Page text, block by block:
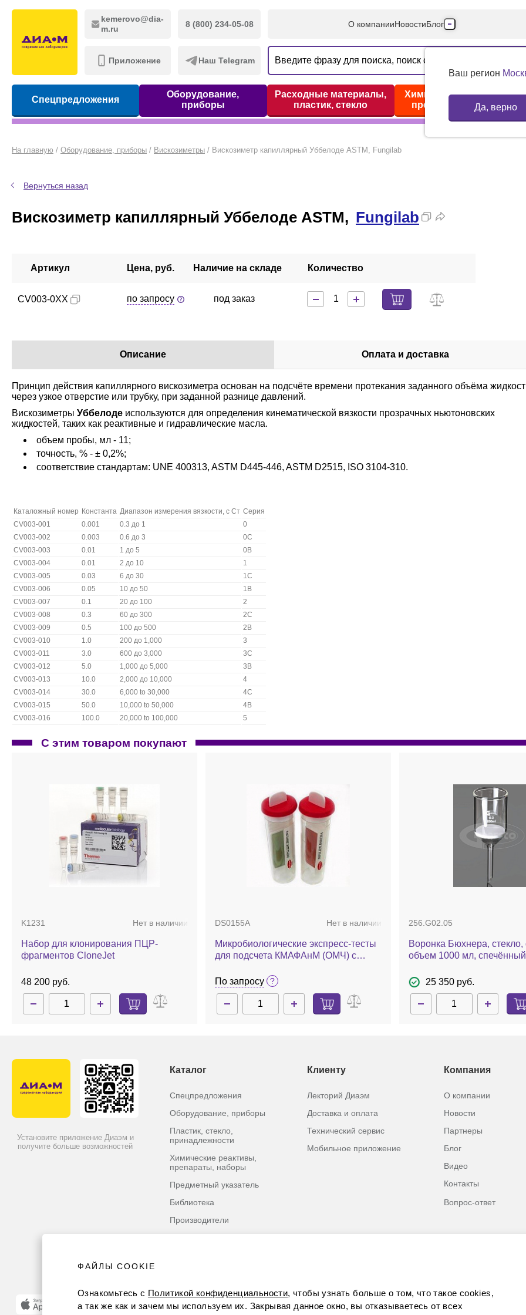
kemerovo@dia-
m.ru
8 (800) 234-05-08
Приложение Наш Telegram
О компанииНовостиБлог
Производители
Партнеры
Контакты
Ваш регион
Да, верно
Спецпредложения
Оборудование,
приборы
Расходные материалы,
пластик, стекло
Химические реактивы,
препараты, наборы
На главную / Оборудование, приборы / Вискозиметры / Вискозиметр капиллярный Уббелоде ASTM, Fungilab
Вернуться назад
Вискозиметр капиллярный Уббелоде ASTM, Fungilab
Артикул Цена, руб. Наличие на складе Количество
CV003-0XX по запросу под заказ
Описание Оплата и доставка
Принцип действия капиллярного вискозиметра основан на подсчёте времени протекания заданного объёма
через узкое отверстие или трубку, при заданной разнице давлений.
Вискозиметры Уббелоде используются для определения кинематической вязкости прозрачных ньютоновских
жидкостей, таких как реактивные и гидравлические масла.
объем пробы, мл - 11;
точность, % - ± 0,2%;
соответствие стандартам: UNE 400313, ASTM D445-446, ASTM D2515, ISO 3104-310.
Каталожный номер Константа Диапазон измерения вязкости, с Ст Серия
CV003-001
0.001 0.3 до 1
0
CV003-002
0.003 0.6 до 3
0С
CV003-003
0.01 1 до 5
0В
CV003-004
0.01 2 до 10
1
CV003-005
0.03 6 до 30
1С
CV003-006
0.05 10 до 50
1В
CV003-007
0.1 20 до 100
2
CV003-008
0.3 60 до 300
2С
CV003-009
0.5 100 до 500
2В
CV003-010
1.0 200 до 1,000
3
CV003-011
3.0 600 до 3,000
3С
CV003-012
5.0 1,000 до 5,000
3В
CV003-013
10.0 2,000 до 10,000
4
CV003-014
30.0 6,000 to 30,000
4С
CV003-015
50.0 10,000 to 50,000
4В
CV003-016
100.0 20,000 to 100,000 5
С этим товаром покупают
K1231 Нет в наличии
Набор для клонирования ПЦР-
фрагментов CloneJet
48 200 руб.
DS0155A Нет в наличии
Микробиологические экспресс-тесты
для подсчета КМАФАнМ (ОМЧ) с
удобства подсчета колоний и дрожжи/
плесени, двухсторонние, Dip-Slides,
10 шт/уп
По запросу
256.G02.05
Воронка Бюхнера,
объем 1000 мл, спечённый
25 350 руб.
Установите приложение Диаэм и
получите больше возможностей
Каталог
Спецпредложения
Оборудование, приборы
Пластик, стекло,
принадлежности
Химические реактивы,
препараты, наборы
Предметный указатель
Библиотека
Производители
Клиенту
Лекторий Диаэм
Доставка и оплата
Технический сервис
Мобильное приложение
Компания
О компании
Новости
Партнеры
Блог
Видео
Контакты
Вопрос-ответ
ФАЙЛЫ COOKIE
Ознакомьтесь с Политикой конфиденциальности, чтобы узнать больше о том, что такое cookies,
а так же как и зачем мы используем их. Закрывая данное окно, вы отказываетесь от всех